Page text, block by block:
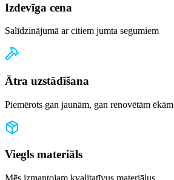
Izdevīga cena
Salīdzinājumā ar citiem jumta segumiem
Ātra uzstādīšana
Piemērots gan jaunām, gan renovētām ēkām
Viegls materiāls